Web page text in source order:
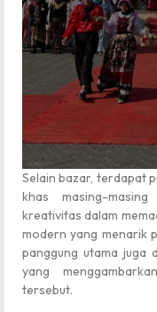
Selain bazar, terdapat
khas masing-
kreativitas dalam
modern yang menarik
panggung utama juga
yang
tersebut.